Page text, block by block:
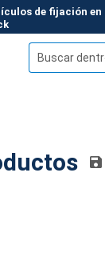
de fijación en
0 productos